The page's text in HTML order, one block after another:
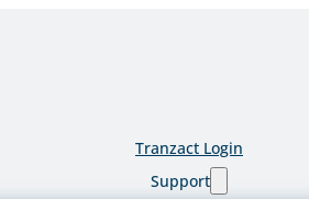
Tranzact Login
Support